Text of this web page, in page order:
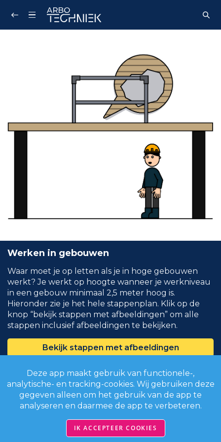
Zoeken...
Werken in gebouwen
Waar moet je op letten als je in hoge gebouwen
werkt? Je werkt op hoogte wanneer je werkniveau
in een gebouw minimaal 2,5 meter hoog is.
Hieronder zie je het hele stappenplan. Klik op de
knop “bekijk stappen met afbeeldingen” om alle
stappen inclusief afbeeldingen te bekijken.
Bekijk stappen met afbeeldingen
Sluit sparingen en luikgaten af.
Zorg hierbij voor voldoende borging, zodat
de afdichting niet kan verschuiven. Kies voor
tijdelijk afdichtingenmateriaal met
voldoende draagkracht.
Deze app maakt gebruik van functionele-,
analytische- en tracking-cookies. Wij gebruiken deze
gegeven alleen om het gebruik van de app te
analyseren en daarmee de app te verbeteren.
IK ACCEPTEER COOKIES